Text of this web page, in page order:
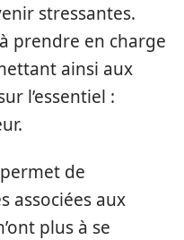
stressantes.
prendre en charge
ainsi aux
l’essentiel :
de
associées aux
plus à se